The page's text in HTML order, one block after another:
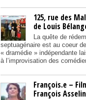
125, rue des
de Louis
La quête de
septuagénaire est au coeur
« dramédie » indépendante
à l’improvisation des
François.e –
François Asselin